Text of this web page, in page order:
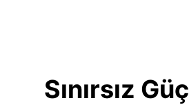
Sınırsız Güç